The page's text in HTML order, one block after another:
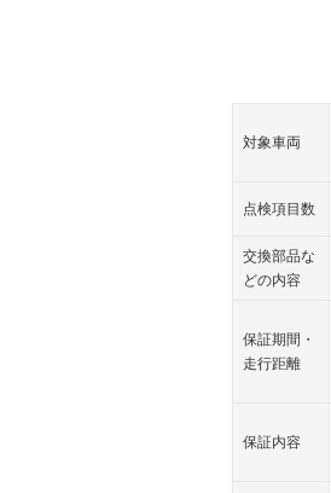
対象車両
点検項目数
交換部品な
どの内容
保証期間・
走行距離
保証内容